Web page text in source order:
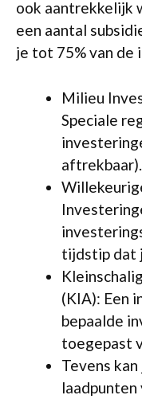
ook aantrekkelijk
een aantal
je tot 75% van de
Milieu
Speciale
aftrekbaar).
tijdstip dat
(KIA): Een
bepaalde
toegepast
Tevens